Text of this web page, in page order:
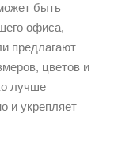
быть
офиса, —
предлагают
цветов и
лучше
и укрепляет